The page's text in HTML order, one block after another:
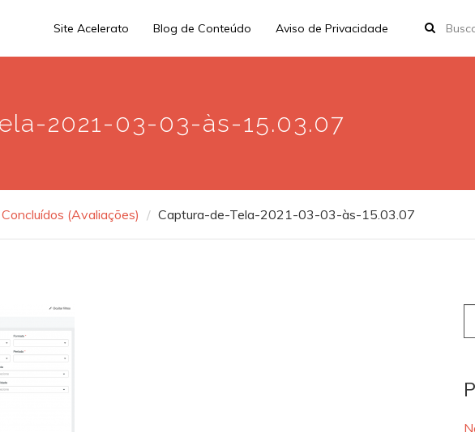
Site Acelerato Blog de Conteúdo Aviso de Privacidade
2021-03-03-às-15.03.07
(Avaliações) Captura-de-Tela-2021-03-03-às-15.03.07